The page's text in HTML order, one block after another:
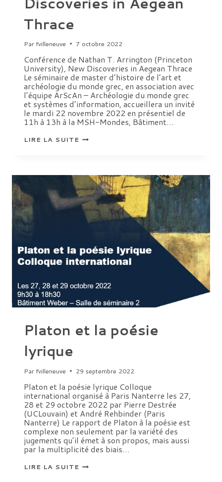
Thrace
Par fvilleneuve 7 octobre 2022
Conférence de Nathan T. Arrington (Princeton
University), New Discoveries in Aegean Thrace
Le séminaire de master d’histoire de l’art et
archéologie du monde grec, en association avec
l’équipe ArScAn – Archéologie du monde grec
et systèmes d’information, accueillera un invité
le mardi 22 novembre 2022 en présentiel de
11h à 13h à la MSH-Mondes, Bâtiment…
LIRE LA SUITECONFÉRENCE
DE
UNIVERSITY),
NEW
DISCOVERIES
IN
AEGEAN
THRACE
Platon et la poésie
lyrique
Par fvilleneuve 29 septembre 2022
Platon et la poésie lyrique Colloque
international organisé à Paris Nanterre les 27,
28 et 29 octobre 2022 par Pierre Destrée
(UCLouvain) et André Rehbinder (Paris
Nanterre) Le rapport de Platon à la poésie est
complexe non seulement par la variété des
jugements qu’il émet à son propos, mais aussi
par la multiplicité des biais…
LIRE LA SUITEPLATON
ET